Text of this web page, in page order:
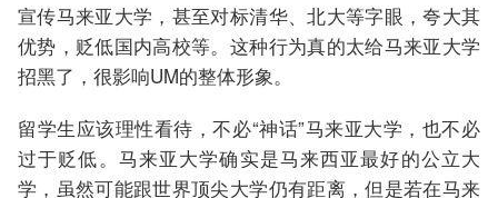
宣传马来亚大学，甚至对标清华、北大等字眼，夸大其
优势，贬低国内高校等。这种行为真的太给马来亚大学
招黑了，很影响UM的整体形象。
留学生应该理性看待，不必“神话”马来亚大学，也不必
过于贬低。马来亚大学确实是马来西亚最好的公立大
学，虽然可能跟世界顶尖大学仍有距离，但是若在马来